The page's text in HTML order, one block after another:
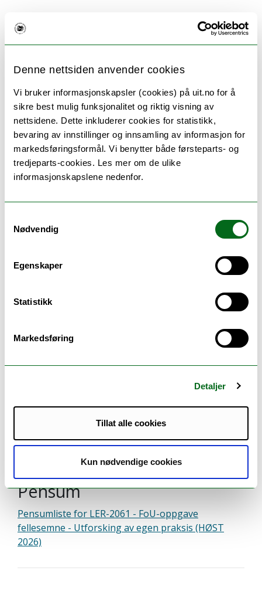
Denne nettsiden anvender cookies
Vi bruker informasjonskapsler (cookies) på uit.no for å
sikre best mulig funksjonalitet og riktig visning av
nettsidene. Dette inkluderer cookies for statistikk,
bevaring av innstillinger og innsamling av informasjon for
markedsføringsformål. Vi benytter både førsteparts- og
tredjeparts-cookies. Les mer om de ulike
informasjonskapslene nedenfor.
Nødvendig
Egenskaper
Statistikk
Markedsføring
Detaljer
Tillat alle cookies
Kun nødvendige cookies
Undervisning
De viktigste arbeidsformene i emnet er
FoU-seminar og skriveverksted. Emnet forutsetter
også selvstudium av utvalgt litteratur om det valgte
fagdidaktiske temaet i FoU-oppgaven. Studentene
skal ha en muntlig presentasjon av prosjektet med
støtte i poster.
Undervisning i emnet foregår i hovedsak i PEL og
Emnet evalueres i henhold til instituttets
For nærmere informasjon om praksis, se egen
Pensum
Pensumliste for LER-2061 - FoU-oppgave
fellesemne - Utforsking av egen praksis (HØST
2026)